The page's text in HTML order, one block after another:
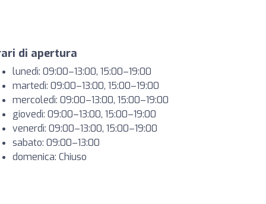
di apertura
lunedì: 09:00–13:00, 15:00–19:00
martedì: 09:00–13:00, 15:00–19:00
mercoledì: 09:00–13:00, 15:00–19:00
giovedì: 09:00–13:00, 15:00–19:00
venerdì: 09:00–13:00, 15:00–19:00
sabato: 09:00–13:00
domenica: Chiuso